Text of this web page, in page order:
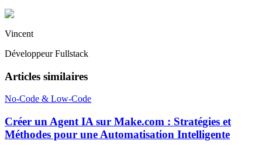
Vincent
Développeur Fullstack
Articles similaires
No-Code & Low-Code
Créer un Agent IA sur Make.com : Stratégies et
Méthodes pour une Automatisation Intelligente